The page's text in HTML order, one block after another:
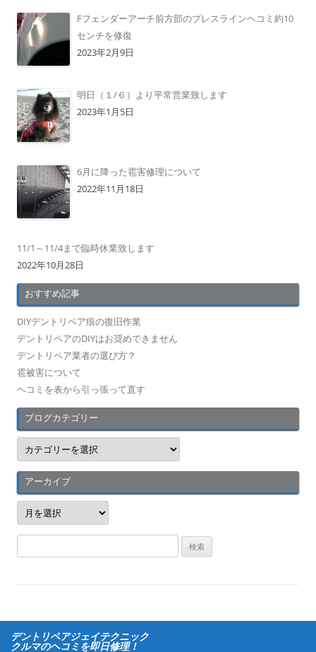
Fフェンダーアーチ前方部のプレスラインヘコミ約10
センチを修復
2023年2月9日
明日（１/６）より平常営業致します
2023年1月5日
6月に降った雹害修理について
2022年11月18日
11/1～11/4まで臨時休業致します
2022年10月28日
おすすめ記事
DIYデントリペア痕の復旧作業
デントリペアのDIYはお奨めできません
デントリペア業者の選び方？
雹被害について
ヘコミを表から引っ張って直す
ブログカテゴリー
ブ
ロ
グ
カ
テ
ゴ
リ
アーカイブ
ア
ー
カ
イ
索
デントリペアジェイテクニック
クルマのヘコミを即日修理！